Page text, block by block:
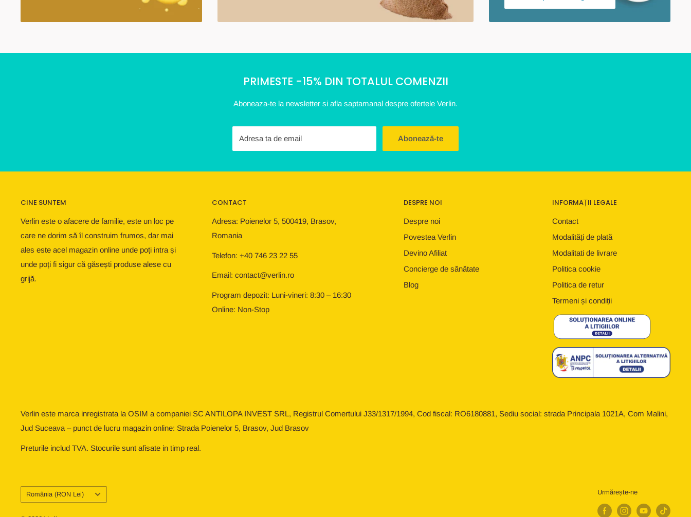
PRIMESTE -15% DIN TOTALUL COMENZII
Aboneaza-te la newsletter si afla saptamanal despre ofertele Verlin.
Adresa ta de email Abonează-te
CINE SUNTEM
Verlin este o afacere de familie, este un loc pe
care ne dorim să îl construim frumos, dar mai
ales este acel magazin online unde poți intra și
unde poți fi sigur că găsești produse alese cu
grijă.
CONTACT
Adresa: Poienelor 5, 500419, Brasov,
Romania
Telefon: +40 746 23 22 55
Email: contact@verlin.ro
Program depozit: Luni-vineri: 8:30 – 16:30
Online: Non-Stop
DESPRE NOI
Despre noi
Povestea Verlin
Devino Afiliat
Concierge de sănătate
Blog
INFORMAȚII LEGALE
Contact
Modalități de plată
Modalitati de livrare
Politica cookie
Politica de retur
Termeni și condiții
Verlin este marca inregistrata la OSIM a companiei SC ANTILOPA INVEST SRL, Registrul Comertului J33/1317/1994, Cod fiscal: RO6180881, Sediu social: strada Principala 1021A, Com Malini,
Jud Suceava – punct de lucru magazin online: Strada Poienelor 5, Brasov, Jud Brasov
Preturile includ TVA. Stocurile sunt afisate in timp real.
Țară/regiune
România (RON Lei) Urmărește-ne